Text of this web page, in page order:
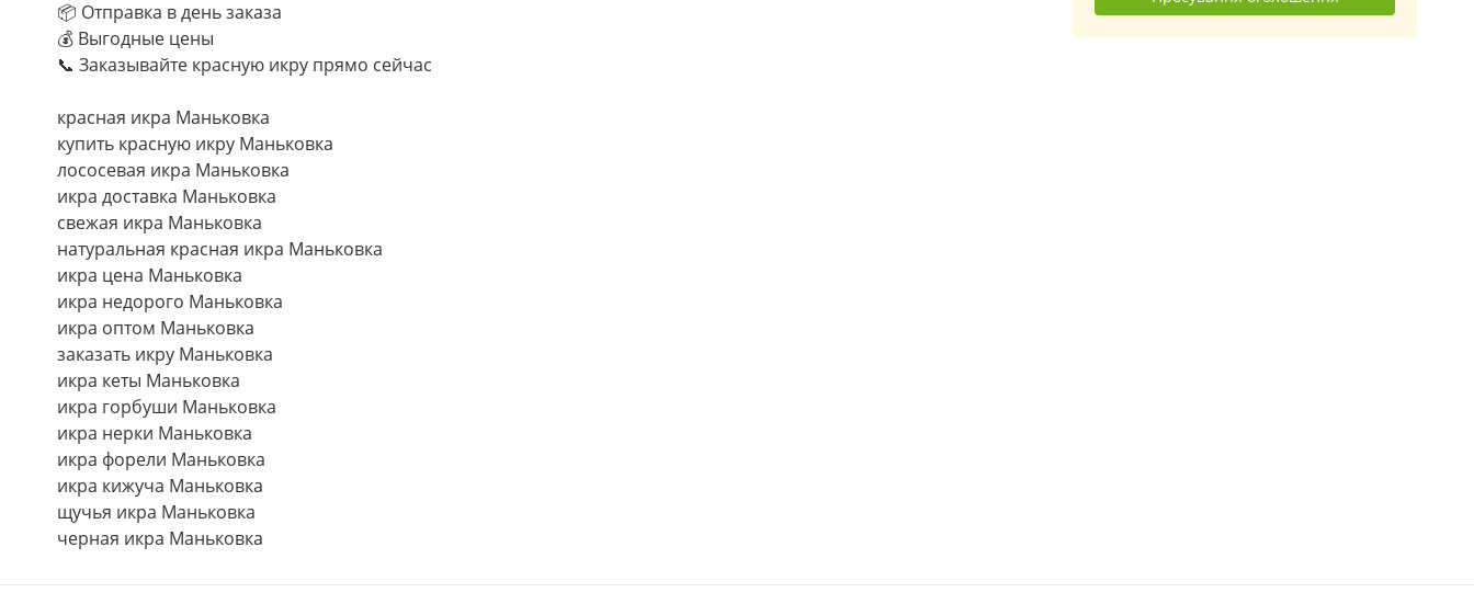
📦 Отправка в день заказа
💰 Выгодные цены
📞 Заказывайте красную икру прямо сейчас
красная икра Маньковка
купить красную икру Маньковка
лососевая икра Маньковка
икра доставка Маньковка
свежая икра Маньковка
натуральная красная икра Маньковка
икра цена Маньковка
икра недорого Маньковка
икра оптом Маньковка
заказать икру Маньковка
икра кеты Маньковка
икра горбуши Маньковка
икра нерки Маньковка
икра форели Маньковка
икра кижуча Маньковка
щучья икра Маньковка
черная икра Маньковка